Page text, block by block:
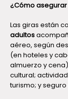
¿Cómo
Las giras están
adultos
aéreo, según
(en hoteles y
almuerzo y
cultural;
turismo; y